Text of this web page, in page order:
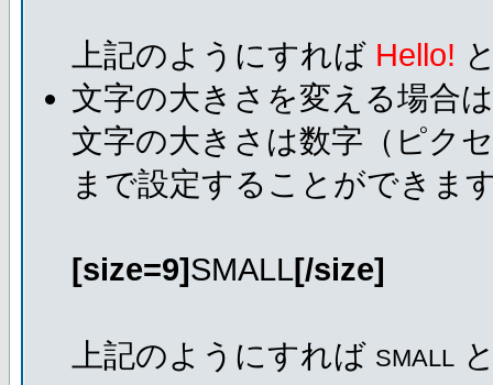
上記のようにすれば Hello!
文字の大きさを変える場合
文字の大きさは数字（ピク
まで設定することができま
[size=9]SMALL[/size]
上記のようにすれば SMALL